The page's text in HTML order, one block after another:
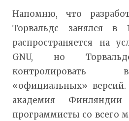
Напомню, что
Торвальдс занялся в
распространяется на
GNU, но
«официальных» версий.
академия
программисты со всего